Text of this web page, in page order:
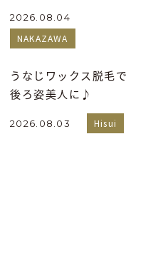
2026.08.04
NAKAZAWA
うなじワックス脱毛で
後ろ姿美人に♪
2026.08.03 Hisui